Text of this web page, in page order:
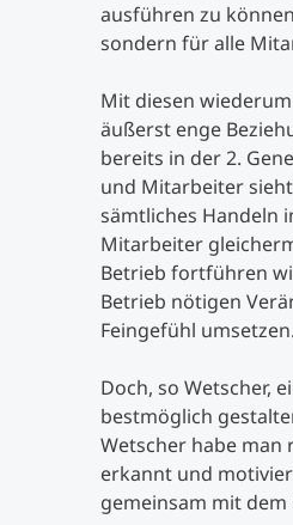
ausführen zu
sondern für alle
Mit diesen
äußerst enge
bereits in der 2.
und Mitarbeiter sieht
sämtliches Handeln
Mitarbeiter
Betrieb fortführen
Betrieb nötigen
Feingefühl umsetzen.
Doch, so Wetscher,
bestmöglich
Wetscher habe
erkannt und
gemeinsam mit